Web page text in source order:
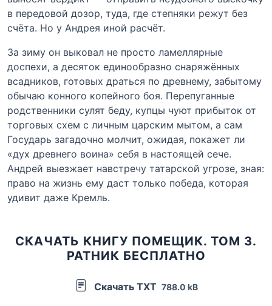
в передовой дозор, туда, где степняки режут без
счёта. Но у Андрея иной расчёт.
За зиму он выковал не просто ламеллярные
доспехи, а десяток единообразно снаряжённых
всадников, готовых драться по древнему, забытому
обычаю конного копейного боя. Перепуганные
родственники сулят беду, купцы чуют прибыток от
торговых схем с личным царским мытом, а сам
Государь загадочно молчит, ожидая, покажет ли
«дух древнего воина» себя в настоящей сече.
Андрей выезжает навстречу татарской угрозе, зная:
право на жизнь ему даст только победа, которая
удивит даже Кремль.
СКАЧАТЬ КНИГУ ПОМЕЩИК. ТОМ 3.
РАТНИК БЕСПЛАТНО
Скачать TXT 788.0 kB